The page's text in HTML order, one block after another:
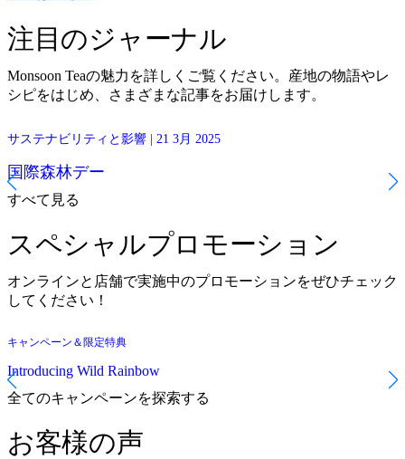
注目のジャーナル
Monsoon Teaの魅力を詳しくご覧ください。産地の物語やレ
シピをはじめ、さまざまな記事をお届けします。
3月21日は国際森林デーであり、あらゆる種類の森林の重要性を祝
林と食料」です。
サステナビリティと影響 | 21 3月 2025
国際森林デー
すべて見る
スペシャルプロモーション
オンラインと店舗で実施中のプロモーションをぜひチェック
してください！
キャンペーン＆限定特典
Introducing Wild Rainbow
全てのキャンペーンを探索する
お客様の声